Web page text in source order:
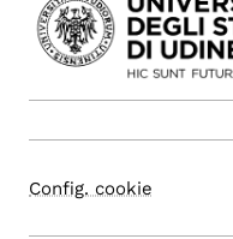
Config. cookie